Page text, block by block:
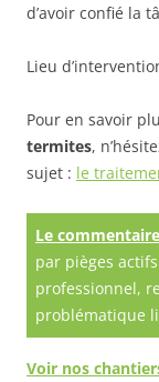
d’avoir confié la
Lieu
Pour en savoir
termites,
sujet : le
Le
par pièges
professionnel,
problématique
Voir nos